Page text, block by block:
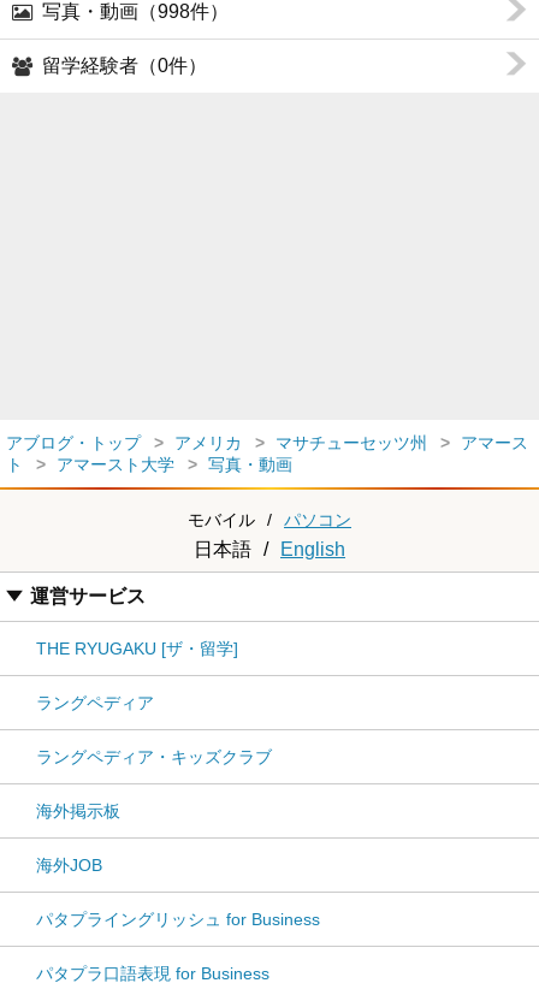
写真・動画（998件）
留学経験者（0件）
アブログ・トップ アメリカ マサチューセッツ州
アマース
ト
アマースト大学 写真・動画
モバイル / パソコン
日本語 / English
運営サービス
THE RYUGAKU [ザ・留学]
ラングペディア
ラングペディア・キッズクラブ
海外掲示板
海外JOB
パタプライングリッシュ for Business
パタプラ口語表現 for Business